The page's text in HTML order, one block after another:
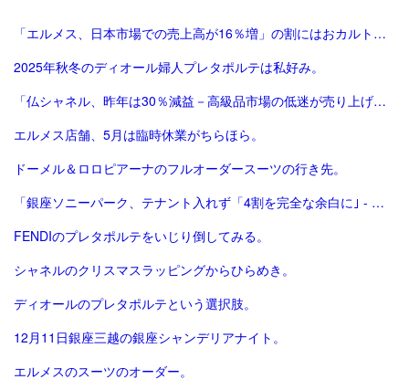
「エルメス、日本市場での売上高が16％増」の割にはおカルト系（笑）は減った気がする。
2025年秋冬のディオール婦人プレタポルテは私好み。
「仏シャネル、昨年は30％減益－高級品市場の低迷が売り上げ直撃 - Bloomberg」
エルメス店舗、5月は臨時休業がちらほら。
ドーメル＆ロロピアーナのフルオーダースーツの行き先。
「銀座ソニーパーク、テナント入れず「4割を完全な余白に｣ - 日本経済新聞」
FENDIのプレタポルテをいじり倒してみる。
シャネルのクリスマスラッピングからひらめき。
ディオールのプレタポルテという選択肢。
12月11日銀座三越の銀座シャンデリアナイト。
エルメスのスーツのオーダー。